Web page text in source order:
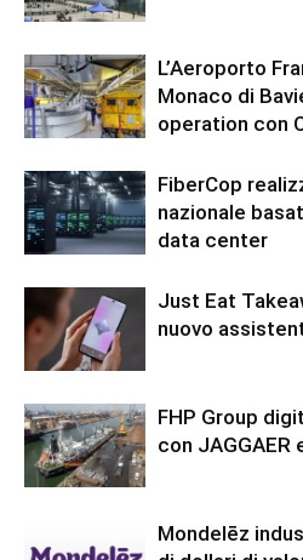
L’Aeroporto
Monaco di
operation con
FiberCop
nazionale
data center
Just Eat
nuovo
FHP Group
con JAGGAER
Mondelēz